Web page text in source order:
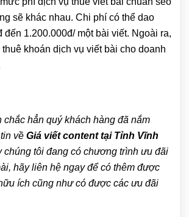
sẽ khác nhau. Chi phí có thể dao
đến 1.200.000đ/ một bài viết. Ngoài ra,
thuê khoán dịch vụ viết bài cho doanh
chắc hẳn quý khách hàng đã nắm
về Giá viết content tại Tỉnh Vĩnh
chúng tôi đang có chương trình ưu đãi
hãy liên hệ ngay để có thêm được
ích cũng như có được các ưu đãi